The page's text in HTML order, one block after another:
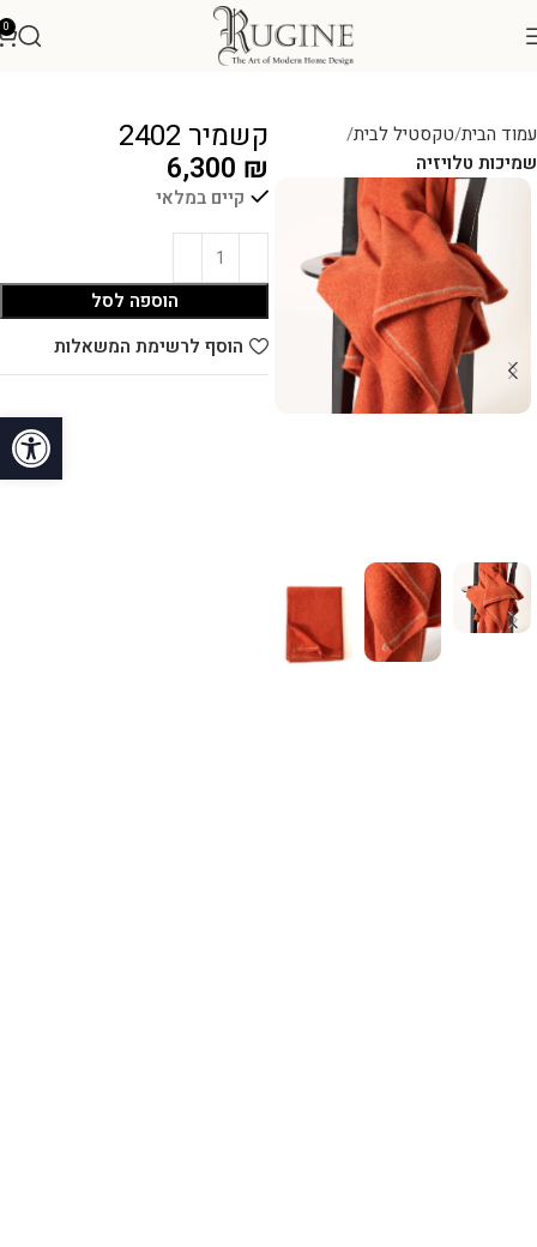
פתח
0
עמוד הבית טקסטיל לבית
שמיכות טלויזיה
קשמיר 2402
6,300 ₪
קיים במלאי
הוספה לסל
הוסף לרשימת המשאלות